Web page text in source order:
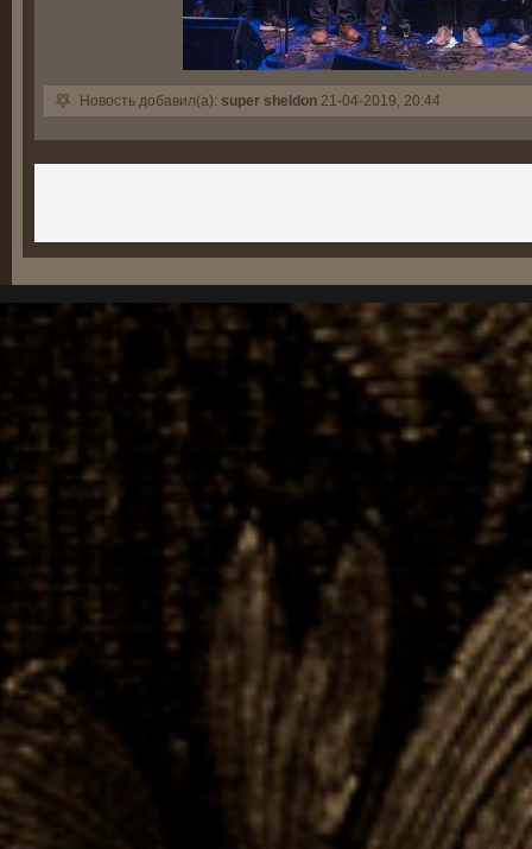
Новость добавил(а): super sheldon 21-04-2019, 20:44